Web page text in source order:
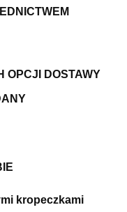
OPCJI DOSTAWY
kropeczkami